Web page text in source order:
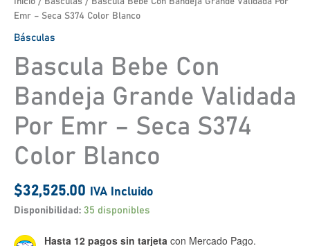
Emr – Seca S374 Color Blanco
Básculas
Bascula Bebe Con
Bandeja Grande Validada
Por Emr – Seca S374
Color Blanco
$32,525.00 IVA Incluido
Disponibilidad: 35 disponibles
Hasta 12 pagos sin tarjeta con Mercado Pago.